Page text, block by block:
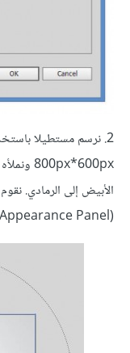
الأبيض إلى الرمادي.
(Appearance Panel) بالضغط على أيقونة العين بجانب الطبقة: